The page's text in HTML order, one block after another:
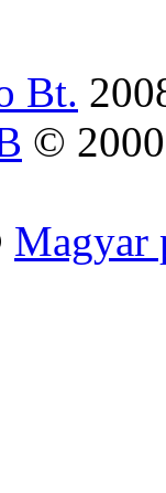
Bt.
©
Magyar